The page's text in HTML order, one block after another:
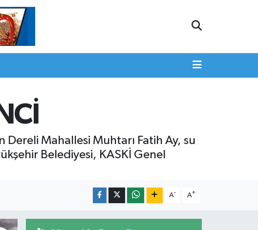
Dereli Mahallesi Muhtarı Fatih Ay, su
Belediyesi, KASKİ Genel
A- A+